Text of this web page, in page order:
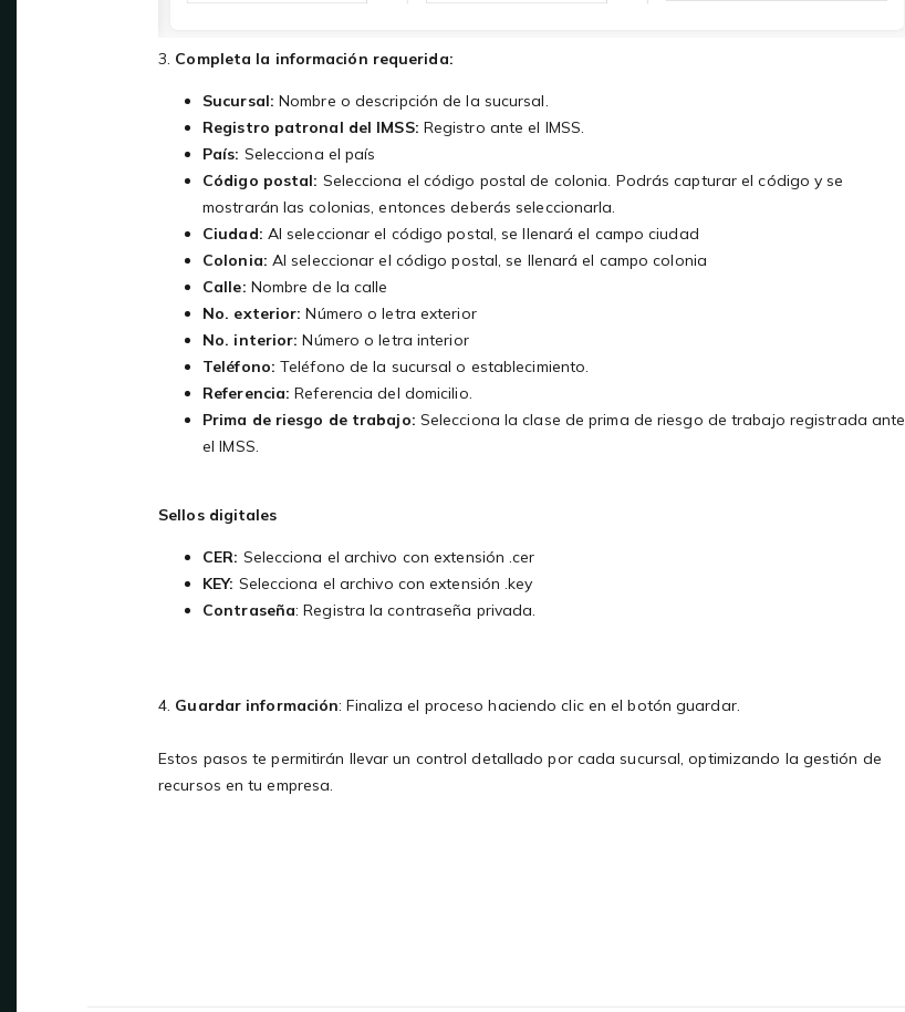
3. Completa la información requerida:
Sucursal: Nombre o descripción de la sucursal.
Registro patronal del IMSS: Registro ante el IMSS.
País: Selecciona el país
Código postal: Selecciona el código postal de colonia. Podrás capturar el código y se
mostrarán las colonias, entonces deberás seleccionarla.
Ciudad: Al seleccionar el código postal, se llenará el campo ciudad
Colonia: Al seleccionar el código postal, se llenará el campo colonia
Calle: Nombre de la calle
No. exterior:Número o letra exterior
No. interior: Número o letra interior
Teléfono: Teléfono de la sucursal o establecimiento.
Referencia:Referencia del domicilio.
Prima de riesgo de trabajo: Selecciona la clase de prima de riesgo de trabajo registrada ante
el IMSS.
Sellos digitales
CER: Selecciona el archivo con extensión .cer
KEY: Selecciona el archivo con extensión .key
Contraseña: Registra la contraseña privada.
4. Guardar información: Finaliza el proceso haciendo clic en el botón guardar.
Estos pasos te permitirán llevar un control detallado por cada sucursal, optimizando la gestión de
recursos en tu empresa.